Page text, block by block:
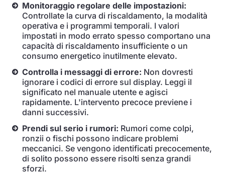
Monitoraggio regolare delle impostazioni:
Controllate la curva di riscaldamento, la modalità
operativa e i programmi temporali. I valori
impostati in modo errato spesso comportano una
capacità di riscaldamento insufficiente o un
consumo energetico inutilmente elevato.
Controlla i messaggi di errore: Non dovresti
ignorare i codici di errore sul display. Leggi il
significato nel manuale utente e agisci
rapidamente. L'intervento precoce previene i
danni successivi.
Prendi sul serio i rumori: Rumori come colpi,
ronzii o fischi possono indicare problemi
meccanici. Se vengono identificati precocemente,
di solito possono essere risolti senza grandi
sforzi.